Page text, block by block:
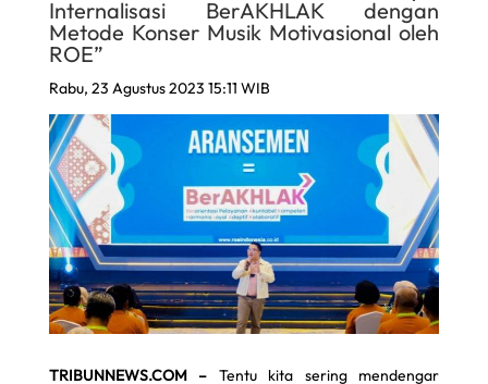
Internalisasi BerAKHLAK dengan
Metode Konser Musik Motivasional oleh
ROE”
Rabu, 23 Agustus 2023 15:11 WIB
TRIBUNNEWS.COM – Tentu kita sering mendengar